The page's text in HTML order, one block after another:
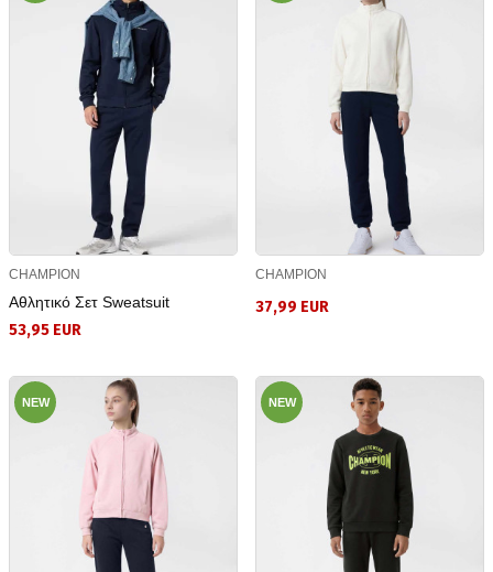
CHAMPION
Αθλητικό Σετ Sweatsuit
53,95 EUR
CHAMPION
37,99 EUR
NEW NEW